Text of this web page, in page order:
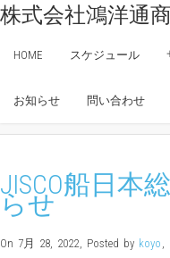
株式会社鴻洋通商
HOME スケジュール
お知らせ 問い合わせ
Home 未分類»
JISCO船日本
らせ
On 7月 28, 2022, Posted by koyo ,